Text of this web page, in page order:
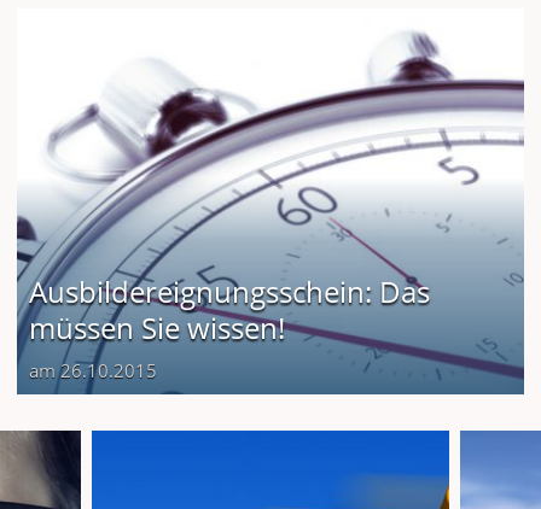
Ausbildereignungsschein: Das
müssen Sie wissen!
am 26.10.2015